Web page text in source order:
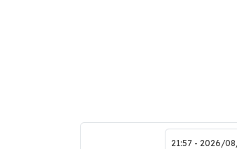
2026/08/06 -